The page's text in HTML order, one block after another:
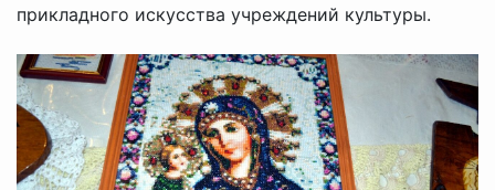
прикладного искусства учреждений культуры.